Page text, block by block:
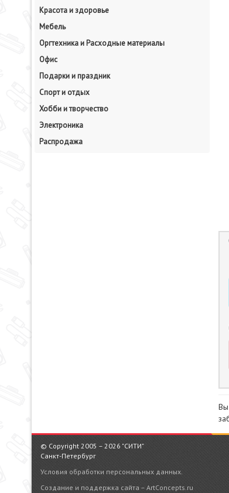
Красота и здоровье
Мебель
Оргтехника и Расходные материалы
Офис
Подарки и праздник
Спорт и отдых
Хобби и творчество
Электроника
Распродажа
Вы
© Copyright 2005 – 2026 "СИТИ"
Санкт-Петербург
Условия обработки персональных данных.
Создание и поддержка сайта – ArtConcepts.ru